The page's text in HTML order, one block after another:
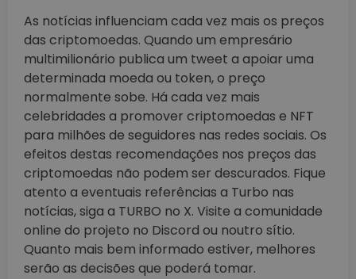
As notícias influenciam cada vez mais os preços
das criptomoedas. Quando um empresário
multimilionário publica um tweet a apoiar uma
determinada moeda ou token, o preço
normalmente sobe. Há cada vez mais
celebridades a promover criptomoedas e NFT
para milhões de seguidores nas redes sociais. Os
efeitos destas recomendações nos preços das
criptomoedas não podem ser descurados. Fique
atento a eventuais referências a Turbo nas
notícias, siga a TURBO no X. Visite a comunidade
online do projeto no Discord ou noutro sítio.
Quanto mais bem informado estiver, melhores
serão as decisões que poderá tomar.